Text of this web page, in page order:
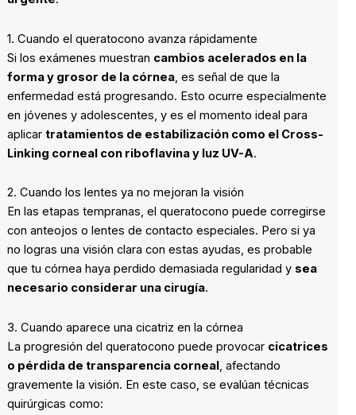
1. Cuando el queratocono avanza rápidamente
Si los exámenes muestran cambios acelerados en la
forma y grosor de la córnea, es señal de que la
enfermedad está progresando. Esto ocurre especialmente
en jóvenes y adolescentes, y es el momento ideal para
aplicar tratamientos de estabilización como el Cross-
Linking corneal con riboflavina y luz UV-A.
2. Cuando los lentes ya no mejoran la visión
En las etapas tempranas, el queratocono puede corregirse
con anteojos o lentes de contacto especiales. Pero si ya
no logras una visión clara con estas ayudas, es probable
que tu córnea haya perdido demasiada regularidad y sea
necesario considerar una cirugía.
3. Cuando aparece una cicatriz en la córnea
La progresión del queratocono puede provocar cicatrices
o pérdida de transparencia corneal, afectando
gravemente la visión. En este caso, se evalúan técnicas
quirúrgicas como: